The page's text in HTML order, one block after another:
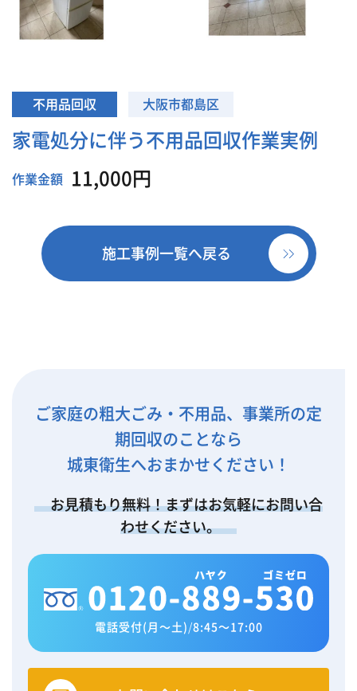
不用品回収 大阪市都島区
家電処分に伴う不用品回収作業実例
作業金額 11,000円
施工事例一覧へ戻る
ご家庭の粗大ごみ・不用品、事業所の定
期回収のことなら
城東衛生へおまかせください！
お見積もり無料！まずはお気軽にお問い合
わせください。
電話受付(月～土) /8:45～17:00